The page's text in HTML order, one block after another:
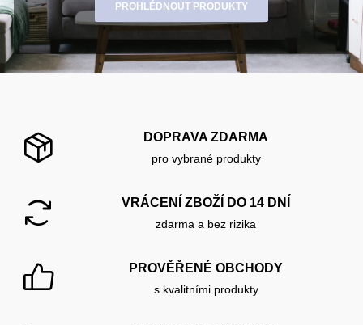
PROHLÉDNOUT PRODUKTY
DOPRAVA ZDARMA
pro vybrané produkty
VRÁCENÍ ZBOŽÍ DO 14 DNÍ
zdarma a bez rizika
PROVĚŘENÉ OBCHODY
s kvalitními produkty